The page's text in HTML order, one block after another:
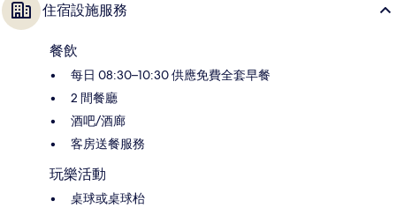
住宿設施服務
餐飲
每日 08:30–10:30 供應免費全套早餐
2 間餐廳
酒吧/酒廊
客房送餐服務
玩樂活動
桌球或桌球枱